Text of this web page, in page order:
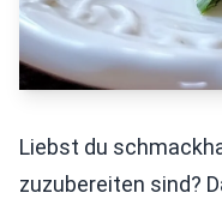
Liebst du
zuzubereiten sind?